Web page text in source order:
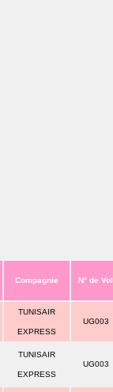
Compagnie N° de Vol
TUNISAIR
EXPRESS
UG003
TUNISAIR
EXPRESS
UG003